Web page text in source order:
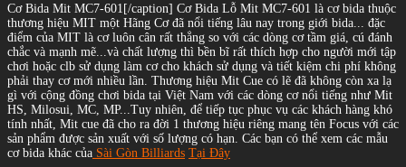
Cơ Bida Mit MC7-601[/caption] Cơ Bida Lỗ Mit MC7-601 là cơ bida thuộc
thương hiệu MIT một Hãng Cơ đã nổi tiếng lâu nay trong giới bida... đặc
điểm của MIT là cơ luôn cân rất thẳng so với các dòng cơ tầm giá, cú đánh
chắc và mạnh mẽ...và chất lượng thì bền bĩ rất thích hợp cho người mới tập
chơi hoặc clb sử dụng làm cơ cho khách sử dụng và tiết kiệm chi phí không
phải thay cơ mới nhiều lần. Thương hiệu Mit Cue có lẽ đã không còn xa lạ
gì với cộng đồng chơi bida tại Việt Nam với các dòng cơ nổi tiếng như Mit
HS, Milosui, MC, MP...Tuy nhiên, để tiếp tục phục vụ các khách hàng khó
tính nhất, Mit cue đã cho ra đời 1 thương hiệu riêng mang tên Focus với các
sản phẩm được sản xuất với số lượng có hạn. Các bạn có thể xem các mẫu
cơ bida khác của Sài Gòn Billiards Tại Đây